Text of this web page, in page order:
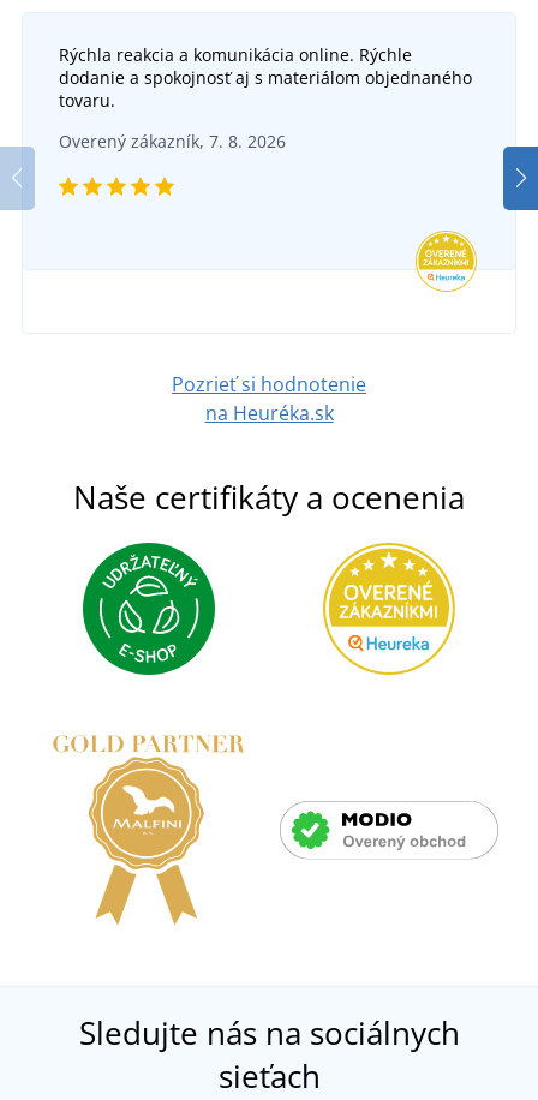
Rýchla reakcia a komunikácia online. Rýchle
dodanie a spokojnosť aj s materiálom objednaného
tovaru.
Overený zákazník, 7. 8. 2026
Pozrieť si hodnotenie
na Heuréka.sk
Naše certifikáty a ocenenia
Sledujte nás na sociálnych
sieťach